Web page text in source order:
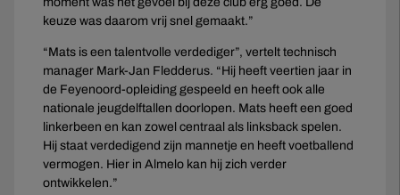
keuze was daarom vrij snel gemaakt.”
“Mats is een talentvolle verdediger”, vertelt technisch
manager Mark-Jan Fledderus. “Hij heeft veertien jaar in
de Feyenoord-opleiding gespeeld en heeft ook alle
nationale jeugdelftallen doorlopen. Mats heeft een goed
linkerbeen en kan zowel centraal als linksback spelen.
Hij staat verdedigend zijn mannetje en heeft voetballend
vermogen. Hier in Almelo kan hij zich verder
ontwikkelen.”